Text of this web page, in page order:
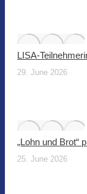
LISA-
29. June 2026
„Lohn und Brot“
25. June 2026